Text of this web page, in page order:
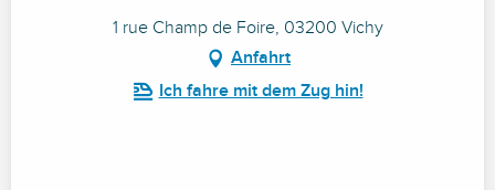
1 rue Champ de Foire, 03200 Vichy
Anfahrt
Ich fahre mit dem Zug hin!